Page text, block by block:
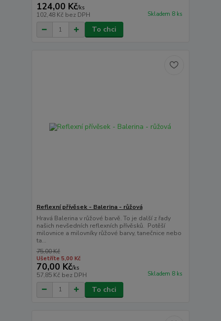
124,00 Kč/ks
102,48 Kč bez DPH Skladem 8 ks
To chci
Reflexní přívěsek - Balerina - růžová
Hravá Balerina v růžové barvě. To je další z řady
našich nevšedních reflexních přívěsků. Potěší
milovnice a milovníky růžové barvy, tanečnice nebo
ta...
75,00 Kč
Ušetříte 5,00 Kč
70,00 Kč/ks
57,85 Kč bez DPH Skladem 8 ks
To chci